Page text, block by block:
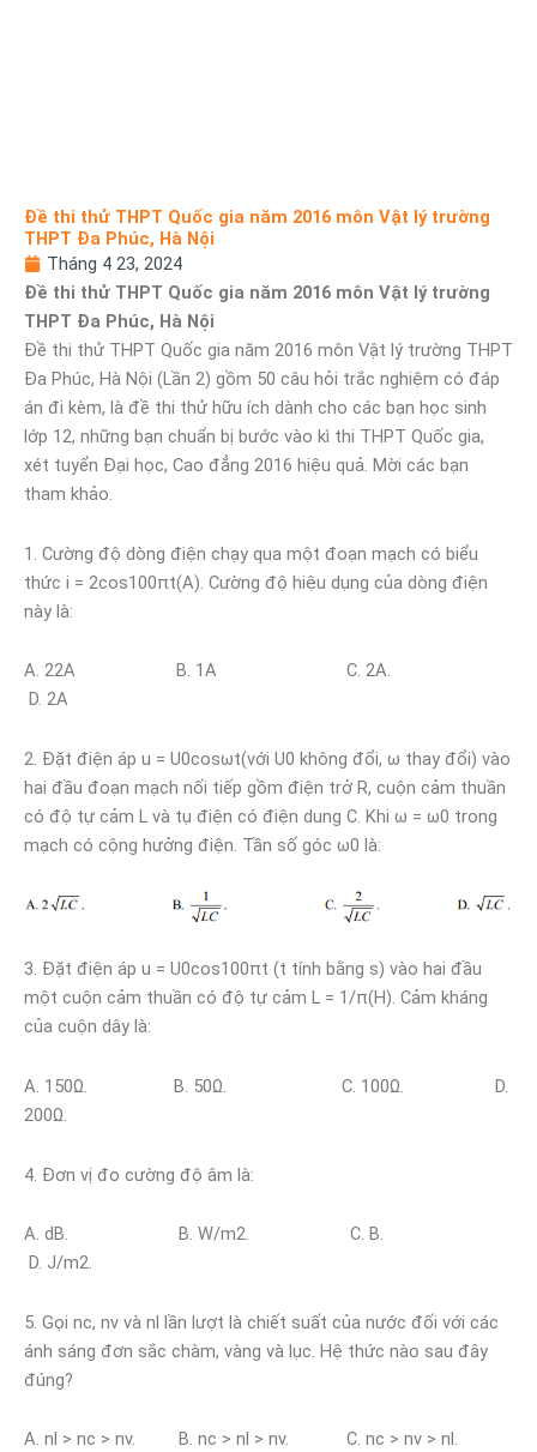
Đề thi thử THPT Quốc gia năm 2016 môn Vật lý trường
THPT Đa Phúc, Hà Nội
Tháng 4 23, 2024
Đề thi thử THPT Quốc gia năm 2016 môn Vật lý trường
THPT Đa Phúc, Hà Nội
Đề thi thử THPT Quốc gia năm 2016 môn Vật lý trường THPT
Đa Phúc, Hà Nội (Lần 2) gồm 50 câu hỏi trắc nghiệm có đáp
án đi kèm, là đề thi thử hữu ích dành cho các bạn học sinh
lớp 12, những bạn chuẩn bị bước vào kì thi THPT Quốc gia,
xét tuyển Đại học, Cao đẳng 2016 hiệu quả. Mời các bạn
tham khảo.
1. Cường độ dòng điện chạy qua một đoạn mạch có biểu
thức i = 2cos100πt(A). Cường độ hiệu dụng của dòng điện
này là:
A. 22A B. 1A C. 2A.
D. 2A
2. Đặt điện áp u = U0cosωt(với U0 không đổi, ω thay đổi) vào
hai đầu đoạn mạch nối tiếp gồm điện trở R, cuộn cảm thuần
có độ tự cảm L và tụ điện có điện dung C. Khi ω = ω0 trong
mạch có cộng hưởng điện. Tần số góc ω0 là:
3. Đặt điện áp u = U0cos100πt (t tính bằng s) vào hai đầu
một cuộn cảm thuần có độ tự cảm L = 1/π(H). Cảm kháng
của cuộn dây là:
A. 150Ω. B. 50Ω. C. 100Ω. D.
200Ω.
4. Đơn vị đo cường độ âm là:
A. dB. B. W/m2. C. B.
D. J/m2.
5. Gọi nc, nv và nl lần lượt là chiết suất của nước đối với các
ánh sáng đơn sắc chàm, vàng và lục. Hệ thức nào sau đây
đúng?
A. nl > nc > nv. B. nc > nl > nv. C. nc > nv > nl.